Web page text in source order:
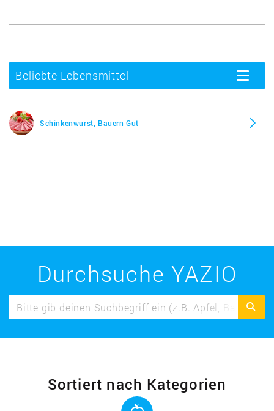
Beliebte Lebensmittel
Toggle
Schinkenwurst, Bauern Gut
Durchsuche YAZIO
Sortiert nach Kategorien